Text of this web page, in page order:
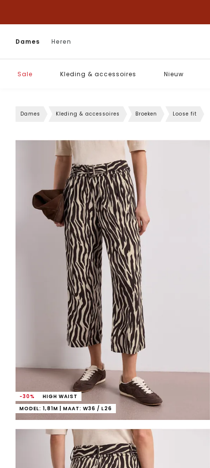
Dames Heren
Sale Kleding & accessoires Nieuw
Dames Kleding & accessoires Broeken Loose fit
-30%
HIGH WAIST
MODEL: 1,81M | MAAT: W36 / L26